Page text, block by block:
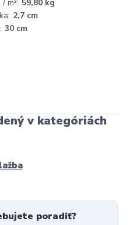
m²: 59,80 kg
2,7 cm
30 cm
v kategóriách
poradiť?